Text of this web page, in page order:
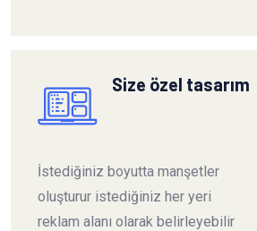
Size özel tasarım
İstediğiniz boyutta manşetler
oluşturur istediğiniz her yeri
reklam alanı olarak belirleyebilir